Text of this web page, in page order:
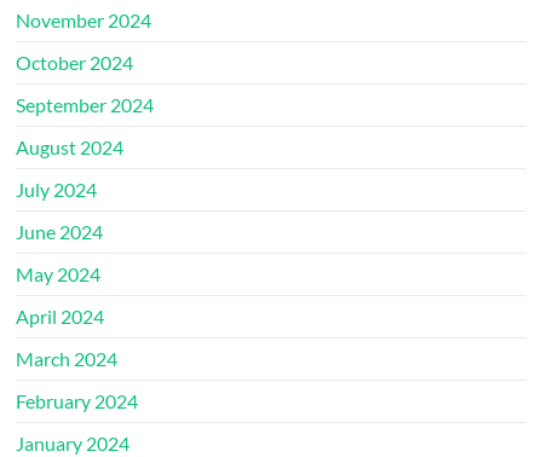
November 2024
October 2024
September 2024
August 2024
July 2024
June 2024
May 2024
April 2024
March 2024
February 2024
January 2024